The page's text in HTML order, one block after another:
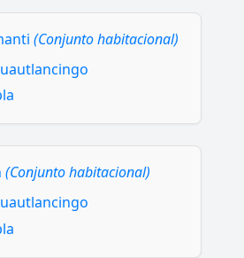
(Conjunto habitacional)
(Conjunto habitacional)